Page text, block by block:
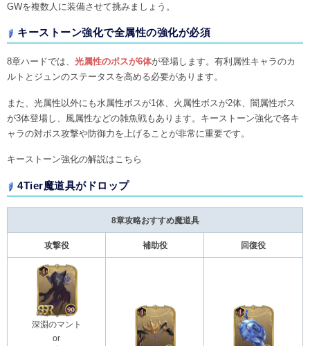
GWを複数人に装備させて挑みましょう。
キーストーン強化で全属性の強化が必須
8章ハードでは、 光属性のボスが6体が登場します。有利属性キャラのカ
ルトとジュンのステータスを高める必要があります。
また、光属性以外にも水属性ボスが1体、火属性ボスが2体、闇属性ボス
が3体登場し、風属性などの雑魚戦もあります。キーストーン強化で各キ
ャラの対ボス攻撃や防御力を上げることが非常に重要です。
キーストーン強化の解説はこちら
4Tier魔道具がドロップ
8章攻略おすすめ魔道具
攻撃役 補助役 回復役
深淵のマント
or